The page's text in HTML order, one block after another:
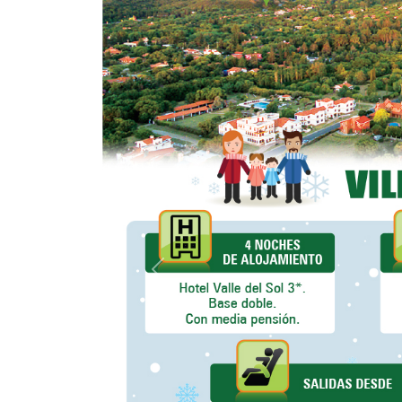
Anterior